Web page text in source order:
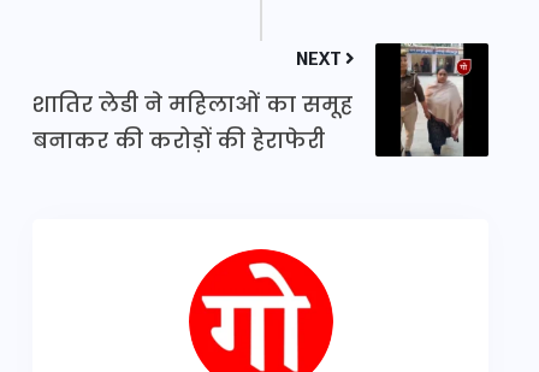
NEXT
शातिर लेडी ने महिलाओं का समूह
बनाकर की करोड़ों की हेराफेरी